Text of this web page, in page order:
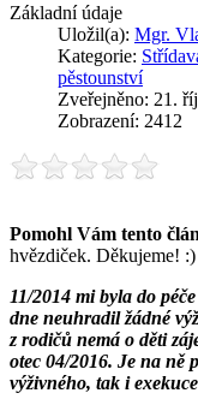
Základní údaje
Uložil(a): Mgr.
Kategorie:
pěstounství
Zveřejněno: 21.
Zobrazení: 2412
Pomohl Vám tento
hvězdiček. Děkujeme! :)
11/2014 mi byla do
dne neuhradil žádné
z rodičů nemá o děti
otec 04/2016. Je na ně
výživného, tak i